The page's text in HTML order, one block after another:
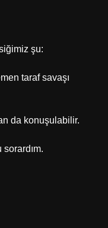
şu:
taraf savaşı
da konuşulabilir.